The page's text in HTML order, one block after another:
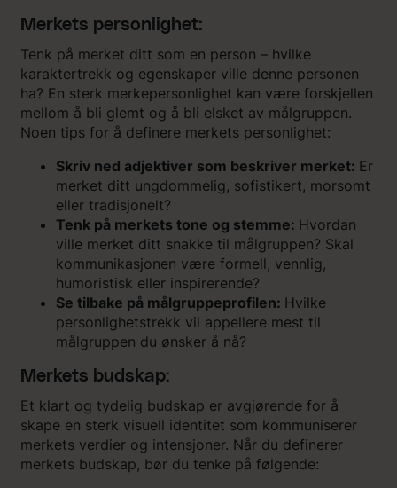
Merkets personlighet:
Tenk på merket ditt som en person – hvilke
karaktertrekk og egenskaper ville denne personen
ha? En sterk merkepersonlighet kan være forskjellen
mellom å bli glemt og å bli elsket av målgruppen.
Noen tips for å definere merkets personlighet:
Skriv ned adjektiver som beskriver merket: Er
merket ditt ungdommelig, sofistikert, morsomt
eller tradisjonelt?
Tenk på merkets tone og stemme: Hvordan
ville merket ditt snakke til målgruppen? Skal
kommunikasjonen være formell, vennlig,
humoristisk eller inspirerende?
Se tilbake på målgruppeprofilen: Hvilke
personlighetstrekk vil appellere mest til
målgruppen du ønsker å nå?
Merkets budskap:
Et klart og tydelig budskap er avgjørende for å
skape en sterk visuell identitet som kommuniserer
merkets verdier og intensjoner. Når du definerer
merkets budskap, bør du tenke på følgende: